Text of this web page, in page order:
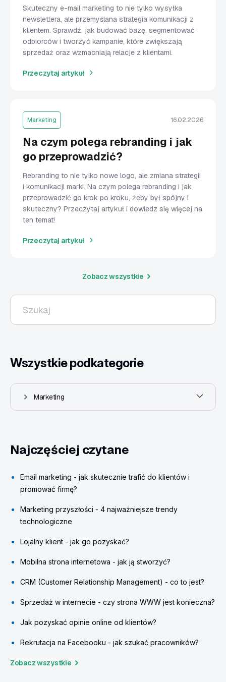
Skuteczny e-mail marketing to nie tylko wysyłka
newslettera, ale przemyślana strategia komunikacji z
klientem. Sprawdź, jak budować bazę, segmentować
odbiorców i tworzyć kampanie, które zwiększają
sprzedaż oraz wzmacniają relacje z klientami.
Przeczytaj artykuł
Marketing 16.02.2026
Na czym polega rebranding i jak
go przeprowadzić?
Rebranding to nie tylko nowe logo, ale zmiana strategii
i komunikacji marki. Na czym polega rebranding i jak
przeprowadzić go krok po kroku, żeby był spójny i
skuteczny? Przeczytaj artykuł i dowiedz się więcej na
ten temat!
Przeczytaj artykuł
Zobacz wszystkie
Wszystkie podkategorie
Marketing
Najczęściej czytane
Email marketing - jak skutecznie trafić do klientów i
promować firmę?
Marketing przyszłości - 4 najważniejsze trendy
technologiczne
Lojalny klient - jak go pozyskać?
Mobilna strona internetowa - jak ją stworzyć?
CRM (Customer Relationship Management) - co to jest?
Sprzedaż w internecie - czy strona WWW jest konieczna?
Jak pozyskać opinie online od klientów?
Rekrutacja na Facebooku - jak szukać pracowników?
Zobacz wszystkie